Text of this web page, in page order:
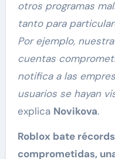
otros programas
tanto para
Por ejemplo,
cuentas
notifica a las
usuarios se hayan
explica Novikova.
Roblox bate
comprometidas,